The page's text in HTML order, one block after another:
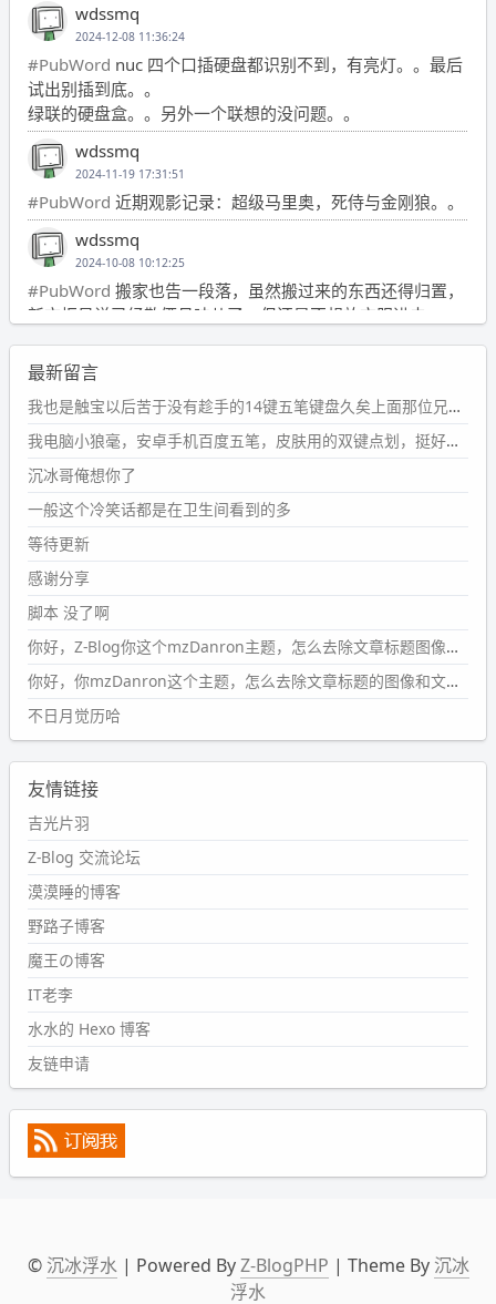
wdssmq
2024-12-08 11:36:24
#PubWord nuc 四个口插硬盘都识别不到，有亮灯。。最后
试出别插到底。。
绿联的硬盘盒。。另外一个联想的没问题。。
wdssmq
2024-11-19 17:31:51
#PubWord 近期观影记录：超级马里奥，死侍与金刚狼。。
wdssmq
2024-10-08 10:12:25
#PubWord 搬家也告一段落，虽然搬过来的东西还得归置，
新衣柜虽说已经散俩月味儿了，但还是不想放衣服进去。
wdssmq
2024-09-23 21:00:49
#PubWord要不我每年汇总整理一次？？碎雨集_沉冰浮水_
第1页https://www.wdssmq.com/tag/%E7%A2%8E%E9%9
B%A8%E9%9B%86/
wdssmq
2024-09-23 20:58:40
#PubWord
条嘟？？？？
wdssmq
2024-09-15 10:32:07
#PubWordVSCode 内 git 操作卡住的时候没办法主动取消
一直是个痛点，一般都是推送或拉取，今天连提交都卡
了。。
wdssmq
2024-09-11 08:45:43
#PubWord
然后天凉了，为了应对踢被子买了睡袋，不知道 1.2 米会不
会略窄。。
wdssmq
2024-09-09 19:43:00
#PubWord
表，21 年 11 月底发现 B 站上线了这部，直到前几天才看
完，还是分两次看的。。接下来有五项是 2019 年的，都是
电影 —— 略长的待办列表。。
最新留言
我也是触宝以后苦于没有趁手的14键五笔键盘久矣上面那位兄台用的百度双键点划布局我也用过很久，那个皮肤做得很粗糙，个别键位的触发区域是错位的，快速打字时很容易出错，修改它的皮肤文件校正后勉强能用，但早年出的皮肤分辨率太低，实在谈不上美观。百度小米定制版的商店里有一个"小黑板"皮肤还不错(百度官方输入法商店里没有)，但那个风格我不喜欢这两天找到了一个叫"森林集"的公众号，开发了海量的皮肤，很多都有14键版本，付费但很便宜，几块钱，终于有自己满意的输入法了搜了一下，这个工作室还是百度的官方合作伙伴，不知道为什么14键作品都不在官方商店上架，难道是百度官方在刻意放弃14键？
我电脑小狼毫，安卓手机百度五笔，皮肤用的双键点划，挺好的。
沉冰哥俺想你了
一般这个冷笑话都是在卫生间看到的多
等待更新
感谢分享
脚本 没了啊
你好，Z-Blog你这个mzDanron主题，怎么去除文章标题图像和文章摘要，仅显示标题，感谢回复！
你好，你mzDanron这个主题，怎么去除文章标题的图像和文章摘要！仅显示标题，感谢回复解决！
不日月觉历哈
友情链接
吉光片羽
Z-Blog 交流论坛
漠漠睡的博客
野路子博客
魔王の博客
IT老李
水水的 Hexo 博客
友链申请
© 沉冰浮水| Powered ByZ-BlogPHP | Theme By 沉冰
浮水